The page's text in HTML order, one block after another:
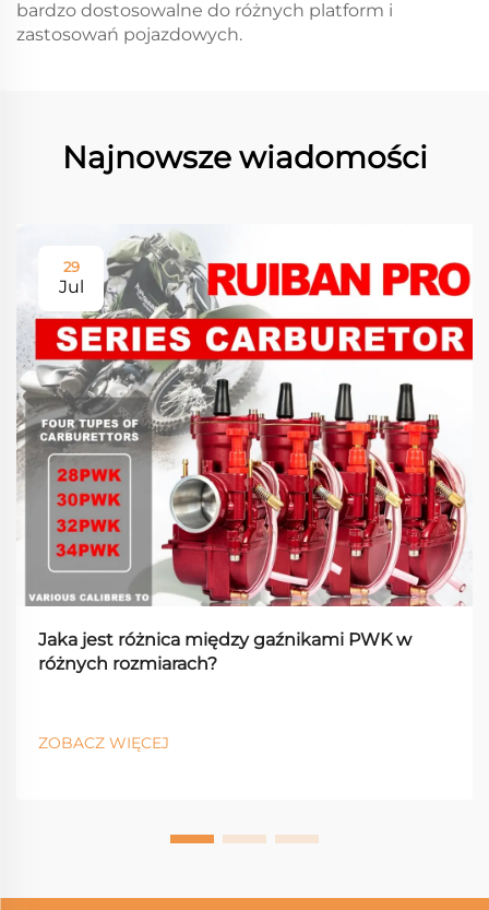
bardzo dostosowalne do różnych platform i
zastosowań pojazdowych.
Najnowsze wiadomości
29
Jul
Jaka jest różnica między gaźnikami PWK w
różnych rozmiarach?
ZOBACZ WIĘCEJ